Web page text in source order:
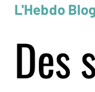
L'Hebdo
Des